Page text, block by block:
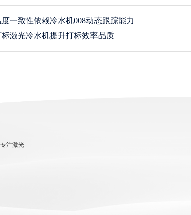
一致性依赖冷水机008动态跟踪能力
激光冷水机提升打标效率品质